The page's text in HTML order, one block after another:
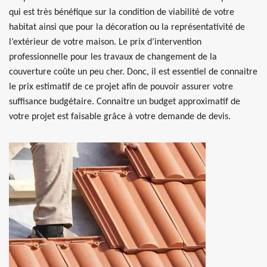
qui est très bénéfique sur la condition de viabilité de votre
habitat ainsi que pour la décoration ou la représentativité de
l’extérieur de votre maison. Le prix d’intervention
professionnelle pour les travaux de changement de la
couverture coûte un peu cher. Donc, il est essentiel de connaitre
le prix estimatif de ce projet afin de pouvoir assurer votre
suffisance budgétaire. Connaitre un budget approximatif de
votre projet est faisable grâce à votre demande de devis.